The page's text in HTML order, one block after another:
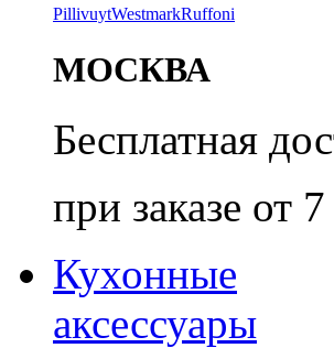
PillivuytWestmarkRuffoni
МОСКВА
Бесплатная
при заказе от
Кухонные
аксессуары